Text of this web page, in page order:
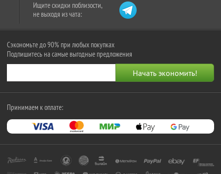
Ищите скидки поблизости,
не выходя из чата:
Сэкономьте до 90% при любых покупках
Подпишитесь на самые выгодные предложения
Принимаем к оплате: